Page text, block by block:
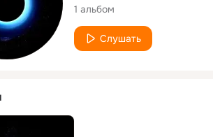
1 альбом
Слушать